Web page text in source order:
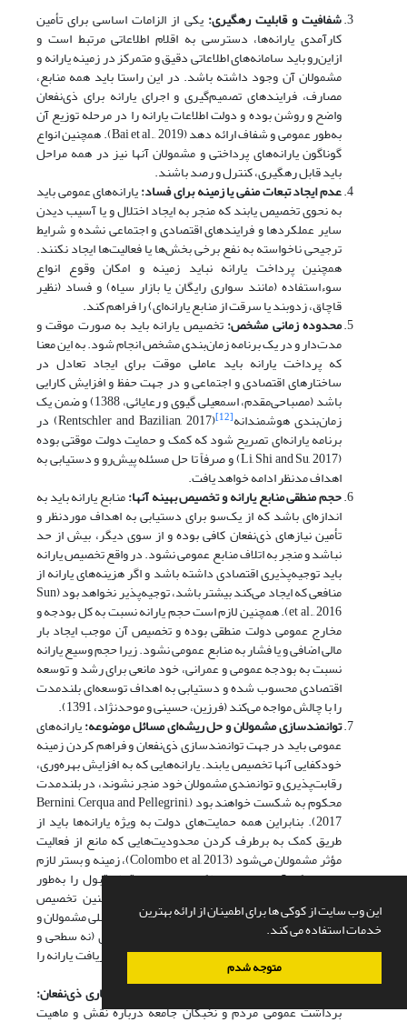
این وب سایت از کوکی ها برای اطمینان از ارائه بهترین
خدمات استفاده می کند.
متوجه شدم
شفافیت و قابلیت رهگیری: یکی از الزامات اساسی برای تأمین
کارآمدی یارانه‌ها، دسترسی به اقلام اطلاعاتی مرتبط است و
ازاین‌رو باید سامانه‌های اطلاعاتی دقیق و متمرکز در زمینه یارانه و
مشمولان آن وجود داشته باشد. در این راستا باید همه منابع،
مصارف، فرایندهای تصمیم‌گیری و اجرای یارانه برای ذی‌نفعان
واضح و روشن بوده و دولت اطلاعات یارانه را در مرحله توزیع آن
به‌طور عمومی و شفاف ارائه دهد (Bai et al., 2019). همچنین انواع
گوناگون یارانه‌های پرداختی و مشمولان آنها نیز در همه مراحل
باید قابل رهگیری، کنترل و رصد باشند.
عدم ایجاد تبعات منفی یا زمینه برای فساد:یارانه‌های عمومی باید
به نحوی تخصیص یابند که منجر به ایجاد اختلال و یا آسیب دیدن
سایر عملکردها و فرایندهای اقتصادی و اجتماعی نشده و شرایط
ترجیحی ناخواسته به نفع برخی بخش‌ها یا فعالیت‌ها ایجاد نکنند.
همچنین پرداخت یارانه نباید زمینه و امکان وقوع انواع
سوءاستفاده (مانند سواری رایگان یا بازار سیاه) و فساد (نظیر
قاچاق، زدوبند یا سرقت از منابع یارانه‌ای) را فراهم کند.
محدوده زمانی مشخص:تخصیص یارانه باید به صورت موقت و
مدت‌دار و در یک برنامه زمان‌بندی مشخص انجام شود. به این معنا
که پرداخت یارانه باید عاملی موقت برای ایجاد تعادل در
ساختارهای اقتصادی و اجتماعی و در جهت حفظ و افزایش کارایی
باشد (مصباحی‌مقدم، اسمعیلی گیوی و رعایائی‌، 1388) و ضمن یک
زمان‌بندی هوشمندانه[12] (Rentschler and Bazilian, 2017) در
برنامه یارانه‌ای تصریح شود که کمک و حمایت دولت موقتی بوده
(Li, Shi and Su, 2017) و صرفاً تا حل مسئله پیش‌رو و دستیابی به
اهداف مدنظر‌ ادامه خواهد یافت.
حجم منطقی منابع یارانه و تخصیص بهینه آنها:منابع یارانه باید به
اندازه‌ای باشد که از یک‌سو برای دستیابی به اهداف موردنظر و
تأمین نیازهای ذی‌نفعان کافی بوده و از سوی دیگر، بیش از حد
نباشد و منجر به اتلاف منابع عمومی نشود. در واقع تخصیص یارانه
باید توجیه‌پذیری اقتصادی داشته باشد و اگر هزینه‌های یارانه از
منافعی که ایجاد می‌کند بیشتر باشد، توجیه‌پذیر نخواهد بود (Sun
et al., 2016). همچنین لازم است حجم یارانه نسبت به کل بودجه و
مخارج عمومی دولت منطقی بوده و تخصیص آن موجب ایجاد بار
مالی اضافی و یا فشار به منابع عمومی نشود. زیرا حجم وسیع یارانه
نسبت به بودجه عمومی و عمرانی، خود مانعی برای رشد و توسعه
اقتصادی محسوب شده و دستیابی به اهداف توسعه‌ای بلندمدت
را با چالش مواجه می‌کند (فرزین، حسینی و موحدنژاد، 1391).
توانمندسازی مشمولان و حل ریشه‌ای مسائل موضوعه:یارانه‌های
عمومی باید در جهت توانمندسازی ذی‌نفعان و فراهم کردن زمینه
خودکفایی آنها تخصیص یابند. یارانه‌هایی که به افزایش بهره‌وری،
رقابت‌پذیری و توانمندی مشمولان خود منجر نشوند، در بلندمدت
محکوم به شکست خواهند بود (Bernini, Cerqua and Pellegrini,
2017). بنابراین همه حمایت‌های دولت به ویژه یارانه‌ها باید از
طریق کمک به برطرف کردن محدودیت‌هایی که مانع از فعالیت
مؤثر مشمولان می‌شود (Colombo et al, 2013)، زمینه و بستر لازم
برای اینکه آنها بتوانند عملکرد مناسب و قابل قبول را به‌طور
مستقل و پایدار ارائه کنند، فراهم سازد. همچنین تخصیص
یارانه‌ها باید به‌گونه‌ای باشد که ضمن جلوگیری از تنبلی مشمولان و
یا وابستگی آنها به یارانه، در بلندمدت حل ریشه‌ای (نه سطحی و
ظاهری) مسائل جامعه هدف و بی‌نیاز کردن آنها از دریافت یارانه را
مدیریت باورها و انتظارات و جلب مشارکت و همکاری ذی‌نفعان:
برداشت عمومی مردم و نخبگان جامعه درباره نقش و ماهیت